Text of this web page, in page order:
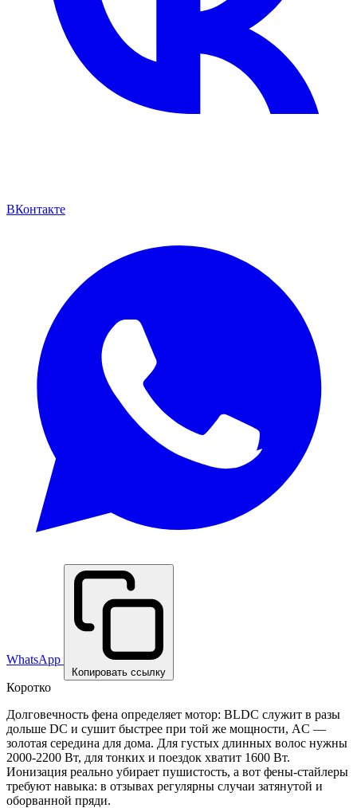
ВКонтакте
WhatsApp
Копировать ссылку
Коротко
Долговечность фена определяет мотор: BLDC служит в разы
дольше DC и сушит быстрее при той же мощности, AC —
золотая середина для дома. Для густых длинных волос нужны
2000-2200 Вт, для тонких и поездок хватит 1600 Вт.
Ионизация реально убирает пушистость, а вот фены-стайлеры
требуют навыка: в отзывах регулярны случаи затянутой и
оборванной пряди.